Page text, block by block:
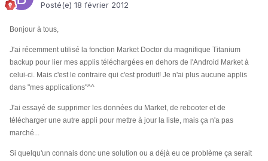
Posté(e) 18 février 2012
Bonjour à tous,
J'ai récemment utilisé la fonction Market Doctor du magnifique Titanium
backup pour lier mes applis téléchargées en dehors de l'Android Market à
celui-ci. Mais c'est le contraire qui c'est produit! Je n'ai plus aucune applis
dans "mes applications"^^
J'ai essayé de supprimer les données du Market, de rebooter et de
télécharger une autre appli pour mettre à jour la liste, mais ça n'a pas
marché...
Si quelqu'un connais donc une solution ou a déjà eu ce problème ça serait